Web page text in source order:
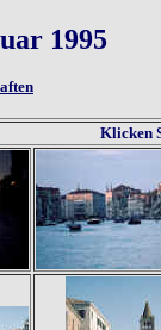
1995
Klicken